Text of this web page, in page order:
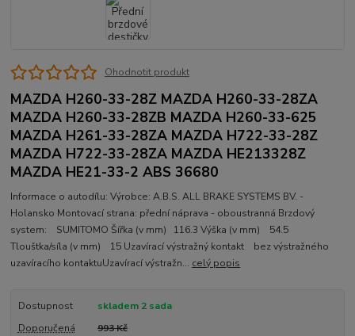
Ohodnotit produkt
MAZDA H260-33-28Z MAZDA H260-33-28ZA
MAZDA H260-33-28ZB MAZDA H260-33-625
MAZDA H261-33-28ZA MAZDA H722-33-28Z
MAZDA H722-33-28ZA MAZDA HE213328Z
MAZDA HE21-33-2 ABS 36680
Informace o autodílu: Výrobce: A.B.S. ALL BRAKE SYSTEMS BV. -
Holansko Montovací strana: přední náprava - oboustranná Brzdový
system: SUMITOMO Šířka (v mm) 116.3 Výška (v mm) 54.5
Tlouštka/síla (v mm) 15 Uzavírací výstražný kontakt bez výstražného
uzavíracího kontaktuUzavírací výstražn... celý popis
Dostupnost
skladem 2 sada
Doporučená
993 Kč